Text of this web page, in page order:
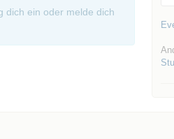
dich ein oder melde dich